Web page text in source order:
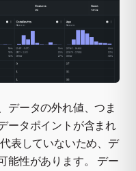
データの外れ値、つま
ータポイントが含まれ
表していないため、デ
能性があります。 デー